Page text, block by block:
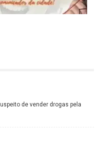
de vender drogas pela